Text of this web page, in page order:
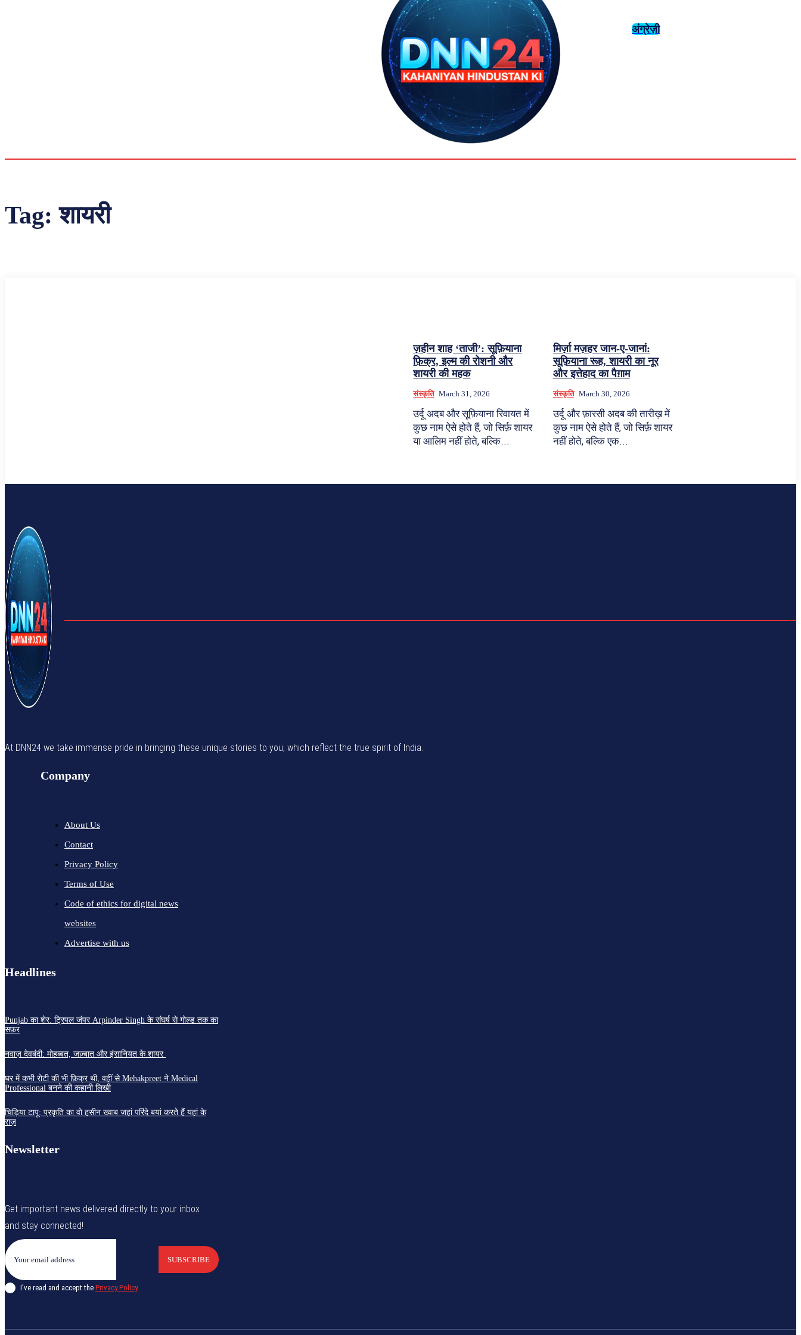
अंग्रेज़ी
Tag:शायरी
ज़हीन शाह ‘ताजी’: सूफ़ियाना
फ़िक्र, इल्म की रोशनी और
शायरी की महक
संस्कृति March 31, 2026
उर्दू अदब और सूफ़ियाना रिवायत में
कुछ नाम ऐसे होते हैं, जो सिर्फ़ शायर
या आलिम नहीं होते, बल्कि...
मिर्ज़ा मज़हर जान-ए-जानां:
सूफ़ियाना रूह, शायरी का नूर
और इत्तेहाद का पैग़ाम
संस्कृति March 30, 2026
उर्दू और फ़ारसी अदब की तारीख़ में
कुछ नाम ऐसे होते हैं, जो सिर्फ़ शायर
नहीं होते, बल्कि एक...
At DNN24 we take immense pride in bringing these unique stories to you, which reflect the true spirit of India.
Company
About Us
Contact
Privacy Policy
Terms of Use
Code of ethics for digital news
websites
Advertise with us
Headlines
Punjab का शेर: ट्रिपल जंपर Arpinder Singh के संघर्ष से गोल्ड तक का
सफ़र
नवाज़ देवबंदी: मोहब्बत, जज़्बात और इंसानियत के शायर
घर में कभी रोटी की भी फ़िक्र थी, वहीं से Mehakpreet ने Medical
Professional बनने की कहानी लिखी
चिड़िया टापू: प्रकृति का वो हसीन ख्वाब जहां परिंदे बयां करते हैं यहां के
राज़
Newsletter
Get important news delivered directly to your inbox
and stay connected!
SUBSCRIBE
I've read and accept the Privacy Policy.